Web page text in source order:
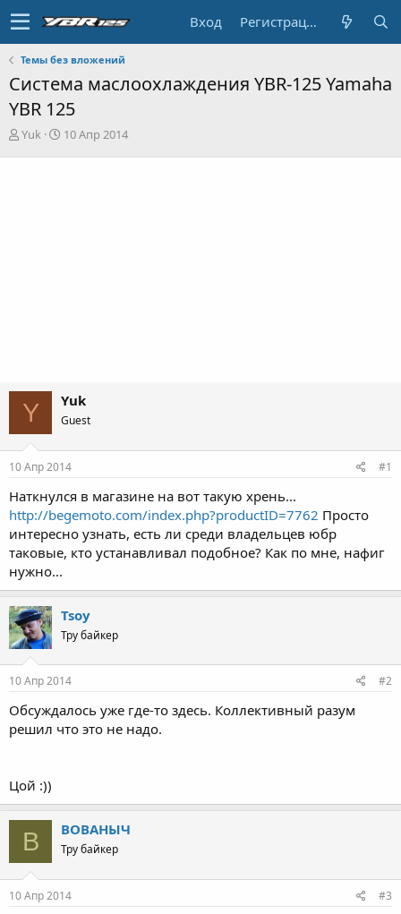
Вход Регистрация
Темы без вложений
Система маслоохлаждения YBR-125 Yamaha
YBR 125
А
Yuk
Д
10 Апр 2014
Y Yuk
Guest
10 Апр 2014 #1
Наткнулся в магазине на вот такую хрень...
http://begemoto.com/index.php?productID=7762 Просто
интересно узнать, есть ли среди владельцев юбр
таковые, кто устанавливал подобное? Как по мне, нафиг
нужно...
Tsoy
Тру байкер
10 Апр 2014 #2
Обсуждалось уже где-то здесь. Коллективный разум
решил что это не надо.
Цой :))
В ВОВАНЫЧ
Тру байкер
10 Апр 2014 #3